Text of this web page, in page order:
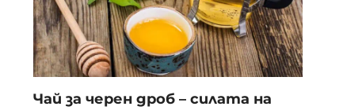
Чай за черен дроб – силата на